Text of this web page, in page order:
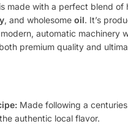
made with a perfect blend of
, and wholesome oil. It’s
automatic machinery
premium quality and
Made following a
authentic local flavor.